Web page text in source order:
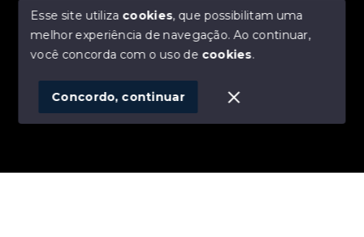
© Copyright 2026 - ALEXANDRE LINS IMÓVEIS -
SITE PARA IMOBILIARIA
Esse site utiliza cookies, que possibilitam uma
melhor experiência de navegação.Ao continuar,
você concorda com o uso de cookies.
Concordo, continuar